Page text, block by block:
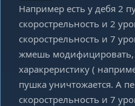
Например есть у дебя 2
скорострельность и 2
скорострельность и 7
жмешь модифицировать,
харакреристику (
пушка уничтожается. А
скорострельность и 7